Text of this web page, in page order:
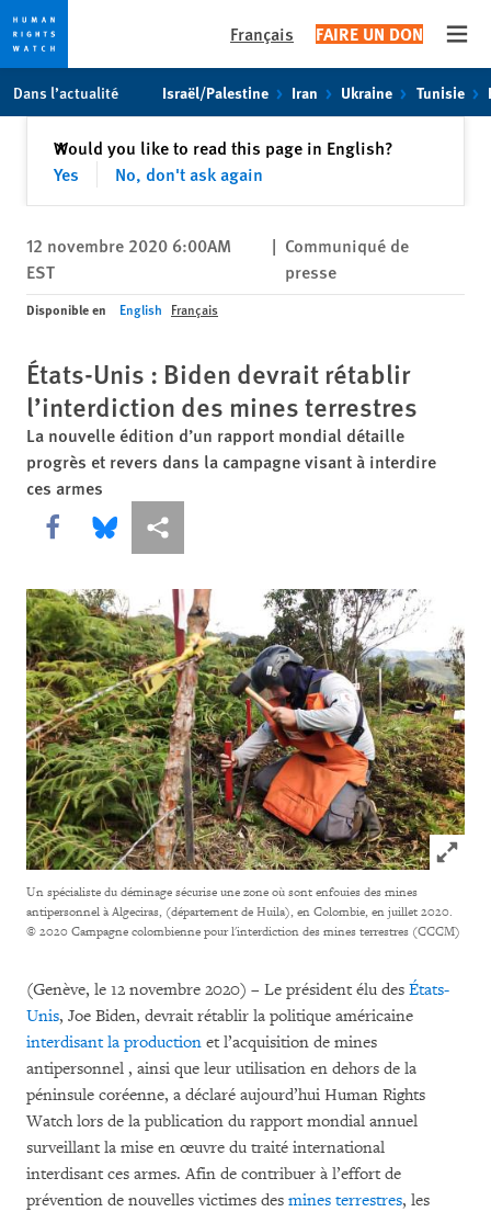
toto
content
Français FAIRE UN DON
Dans l’actualité Israël/Palestine Iran Ukraine Tunisie
Would you like to read this page in English?
Yes
No, don't ask again
✕Fermer
12 novembre 2020 6:00AM
EST
| Communiqué de
presse
Disponible en English Français
États-Unis : Biden devrait rétablir
l’interdiction des mines terrestres
La nouvelle édition d’un rapport mondial détaille
progrès et revers dans la campagne visant à interdire
ces armes
Share this via Facebook
Share this via Bluesky
Share this via Partagez
Click to
Un spécialiste du déminage sécurise une zone où sont enfouies des mines
antipersonnel à Algeciras, (département de Huila), en Colombie, en juillet 2020.
© 2020 Campagne colombienne pour l'interdiction des mines terrestres (CCCM)
(Genève, le 12 novembre 2020) – Le président élu des États-
Unis, Joe Biden, devrait rétablir la politique américaine
interdisant la production et l’acquisition de mines
antipersonnel , ainsi que leur utilisation en dehors de la
péninsule coréenne, a déclaré aujourd’hui Human Rights
Watch lors de la publication du rapport mondial annuel
surveillant la mise en œuvre du traité international
interdisant ces armes. Afin de contribuer à l’effort de
prévention de nouvelles victimes des mines terrestres, les